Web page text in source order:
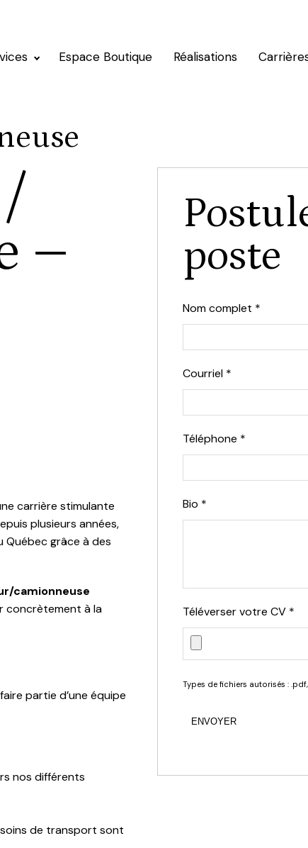
Espace Boutique Réalisations
–
carrière stimulante
plusieurs années,
grâce à des
camionneuse
concrètement à la
partie d’une équipe
nos différents
de transport sont
poste
Nom complet *
Courriel *
Téléphone *
Bio *
Téléverser votre CV *
Types de fichiers autorisés :